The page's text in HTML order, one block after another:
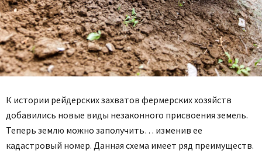
К истории рейдерских захватов фермерских хозяйств
добавились новые виды незаконного присвоения земель.
Теперь землю можно заполучить… изменив ее
кадастровый номер. Данная схема имеет ряд преимуществ.